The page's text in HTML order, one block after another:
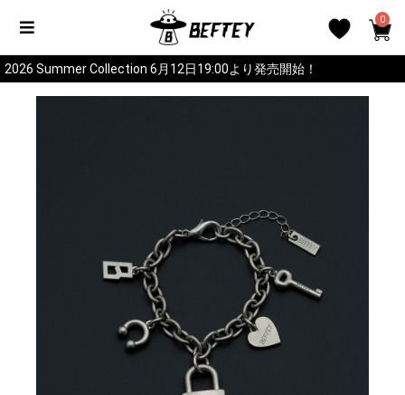
0
2026 Summer Collection 6月12日19:00より発売開始！